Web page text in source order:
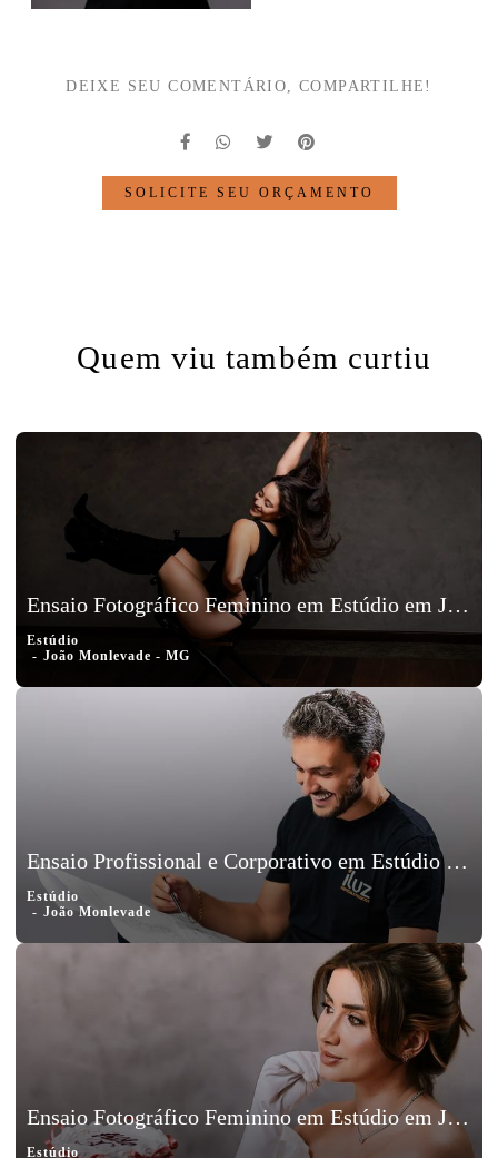
DEIXE SEU COMENTÁRIO, COMPARTILHE!
SOLICITE SEU ORÇAMENTO
Quem viu também curtiu
Ensaio Fotográfico Feminino em Estúdio em João Monlevade - MG
Estúdio
João Monlevade - MG
Ensaio Profissional e Corporativo em Estúdio em João Monlevade - Artur
Estúdio
João Monlevade
Ensaio Fotográfico Feminino em Estúdio em João Monlevade, Minas Gerais - Luiza Braga
Estúdio